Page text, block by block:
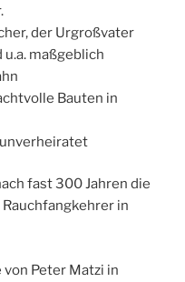
der Urgroßvater
maßgeblich
Bauten in
fast 300 Jahren die
in
Peter Matzi in